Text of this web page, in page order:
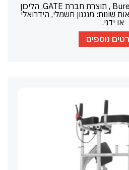
הליכון אמות Bure Standard , תוצרת חברת GATE. הליכון
שונות: מנגנון חשמלי, הידרואלי
או ידני.
נוספים